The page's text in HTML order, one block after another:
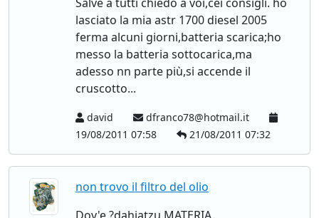
lasciato la mia astr 1700 diesel 2005
ferma alcuni giorni,batteria scarica;ho
messo la batteria sottocarica,ma
adesso nn parte più,si accende il
cruscotto...
david
dfranco78@hotmail.it
19/08/2011 07:58
21/08/2011 07:32
non trovo il filtro del olio